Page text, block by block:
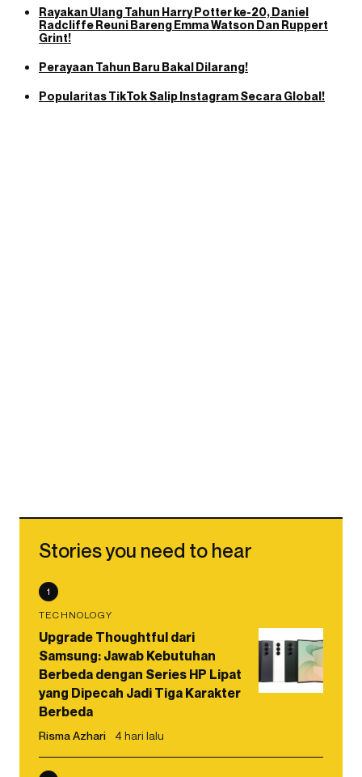
Rayakan Ulang Tahun Harry Potter ke-20, Daniel
Radcliffe Reuni Bareng Emma Watson Dan Ruppert
Grint!
Perayaan Tahun Baru Bakal Dilarang!
Popularitas TikTok Salip Instagram Secara Global!
Stories you need to hear
1
TECHNOLOGY
Upgrade Thoughtful dari
Samsung: Jawab Kebutuhan
Berbeda dengan Series HP Lipat
yang Dipecah Jadi Tiga Karakter
Berbeda
Risma Azhari 4 hari lalu